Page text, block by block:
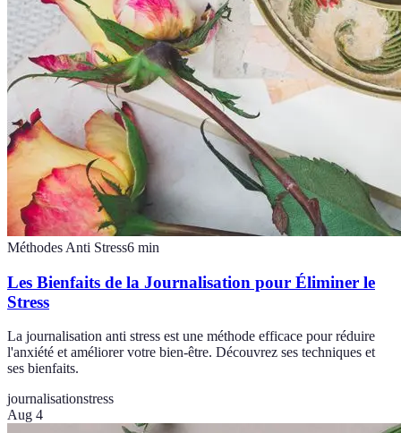
Méthodes Anti Stress6 min
Les Bienfaits de la Journalisation pour Éliminer le
Stress
La journalisation anti stress est une méthode efficace pour réduire
l'anxiété et améliorer votre bien-être. Découvrez ses techniques et
ses bienfaits.
journalisationstress
Aug 4